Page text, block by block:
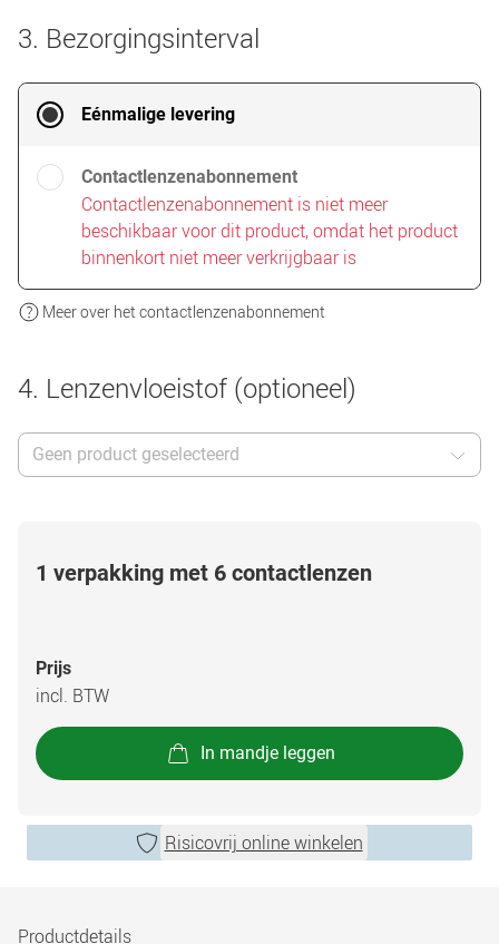
3. Bezorgingsinterval
Eénmalige levering
Contactlenzenabonnement
Contactlenzenabonnement is niet meer
beschikbaar voor dit product, omdat het product
binnenkort niet meer verkrijgbaar is
Meer over het contactlenzenabonnement
4. Lenzenvloeistof (optioneel)
Geen product geselecteerd
1 verpakking met 6 contactlenzen
Prijs
incl. BTW
In mandje leggen
Risicovrij online winkelen
Productdetails